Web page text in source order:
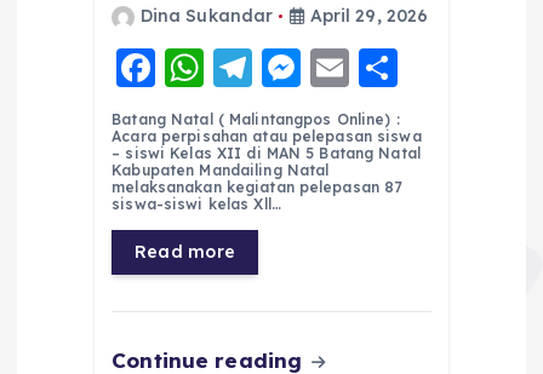
Dina Sukandar April 29, 2026
F
a
c
e
b
o
o
W
h
a
ts
A
p
p
T
el
e
g
r
m
M
e
ss
e
er
E
m
ai
l
h
a
re
Batang Natal ( Malintangpos Online) :
Acara perpisahan atau pelepasan siswa
– siswi Kelas XII di MAN 5 Batang Natal
Kabupaten Mandailing Natal
melaksanakan kegiatan pelepasan 87
siswa-siswi kelas Xll…
Read more
Continue reading